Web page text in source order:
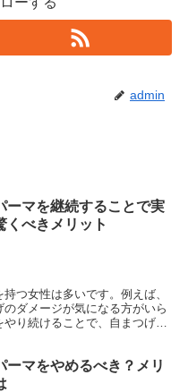
admin
ーマを継続することで実
くべきメリット
つ女性は多いです。例えば、
ダメージが気になる方がいら
り続けることで、自まつげが
ーマをやめるべき？メリ